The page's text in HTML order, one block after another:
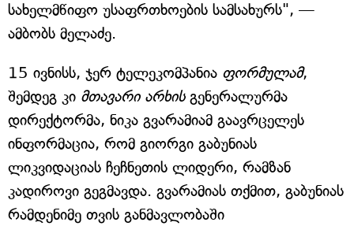
სახელმწიფო უსაფრთხოების სამსახურს", —
ამბობს მელაძე.
15 ივნისს, ჯერ ტელეკომპანია ფორმულამ,
შემდეგ კი მთავარი არხისგენერალურმა
დირექტორმა, ნიკა გვარამიამ გაავრცელეს
ინფორმაცია, რომ გიორგი გაბუნიას
ლიკვიდაციას ჩეჩნეთის ლიდერი, რამზან
კადიროვი გეგმავდა. გვარამიას თქმით, გაბუნიას
რამდენიმე თვის განმავლობაში